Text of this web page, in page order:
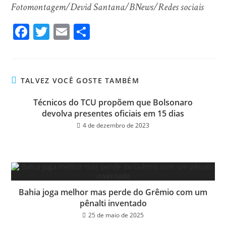
Fotomontagem/Devid Santana/BNews/Redes sociais
Fa
ok
T
er
E
TALVEZ VOCÊ GOSTE TAMBÉM
Técnicos do TCU propõem que Bolsonaro
devolva presentes oficiais em 15 dias
4 de dezembro de 2023
Bahia joga melhor mas perde do Grêmio com um
pênalti inventado
25 de maio de 2025